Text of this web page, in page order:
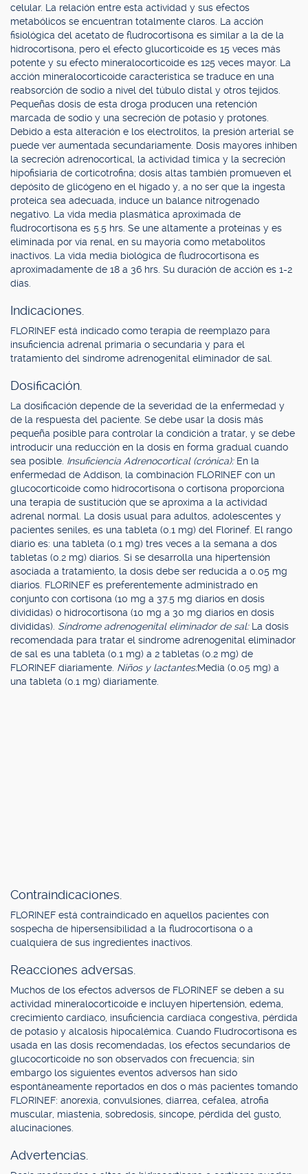
celular. La relación entre esta actividad y sus efectos
metabólicos se encuentran totalmente claros. La acción
fisiológica del acetato de fludrocortisona es similar a la de la
hidrocortisona, pero el efecto glucorticoide es 15 veces más
potente y su efecto mineralocorticoide es 125 veces mayor. La
acción mineralocorticoide característica se traduce en una
reabsorción de sodio a nivel del túbulo distal y otros tejidos.
Pequeñas dosis de esta droga producen una retención
marcada de sodio y una secreción de potasio y protones.
Debido a esta alteración e los electrolitos, la presión arterial se
puede ver aumentada secundariamente. Dosis mayores inhiben
la secreción adrenocortical, la actividad tímica y la secreción
hipofisiaria de corticotrofina; dosis altas también promueven el
depósito de glicógeno en el hígado y, a no ser que la ingesta
proteica sea adecuada, induce un balance nitrogenado
negativo. La vida media plasmática aproximada de
fludrocortisona es 5.5 hrs. Se une altamente a proteínas y es
eliminada por vía renal, en su mayoría como metabolitos
inactivos. La vida media biológica de fludrocortisona es
aproximadamente de 18 a 36 hrs. Su duración de acción es 1-2
días.
Indicaciones.
FLORINEF está indicado como terapia de reemplazo para
insuficiencia adrenal primaria o secundaria y para el
tratamiento del síndrome adrenogenital eliminador de sal.
Dosificación.
La dosificación depende de la severidad de la enfermedad y
de la respuesta del paciente. Se debe usar la dosis más
pequeña posible para controlar la condición a tratar, y se debe
introducir una reducción en la dosis en forma gradual cuando
sea posible. Insuficiencia Adrenocortical (crónica): En la
enfermedad de Addison, la combinación FLORINEF con un
glucocorticoide como hidrocortisona o cortisona proporciona
una terapia de sustitución que se aproxima a la actividad
adrenal normal. La dosis usual para adultos, adolescentes y
pacientes seniles, es una tableta (0.1 mg) del Florinef. El rango
diario es: una tableta (0.1 mg) tres veces a la semana a dos
tabletas (0.2 mg) diarios. Si se desarrolla una hipertensión
asociada a tratamiento, la dosis debe ser reducida a 0.05 mg
diarios. FLORINEF es preferentemente administrado en
conjunto con cortisona (10 mg a 37.5 mg diarios en dosis
divididas) o hidrocortisona (10 mg a 30 mg diarios en dosis
divididas). Síndrome adrenogenital eliminador de sal: La dosis
recomendada para tratar el síndrome adrenogenital eliminador
de sal es una tableta (0.1 mg) a 2 tabletas (0.2 mg) de
FLORINEF diariamente. Niños y lactantes:Media (0.05 mg) a
una tableta (0.1 mg) diariamente.
Contraindicaciones.
FLORINEF está contraindicado en aquellos pacientes con
sospecha de hipersensibilidad a la fludrocortisona o a
cualquiera de sus ingredientes inactivos.
Reacciones adversas.
Muchos de los efectos adversos de FLORINEF se deben a su
actividad mineralocorticoide e incluyen hipertensión, edema,
crecimiento cardíaco, insuficiencia cardíaca congestiva, pérdida
de potasio y alcalosis hipocalémica. Cuando Fludrocortisona es
usada en las dosis recomendadas, los efectos secundarios de
glucocorticoide no son observados con frecuencia; sin
embargo los siguientes eventos adversos han sido
espontáneamente reportados en dos o más pacientes tomando
FLORINEF: anorexia, convulsiones, diarrea, cefalea, atrofia
muscular, miastenia, sobredosis, síncope, pérdida del gusto,
alucinaciones.
Advertencias.